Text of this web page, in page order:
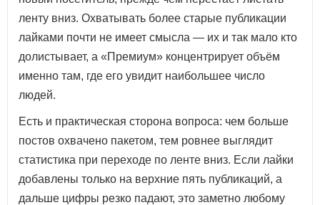
ленту вниз. Охватывать более старые публикации
лайками почти не имеет смысла — их и так мало кто
долистывает, а «Премиум» концентрирует объём
именно там, где его увидит наибольшее число
людей.
Есть и практическая сторона вопроса: чем больше
постов охвачено пакетом, тем ровнее выглядит
статистика при переходе по ленте вниз. Если лайки
добавлены только на верхние пять публикаций, а
дальше цифры резко падают, это заметно любому